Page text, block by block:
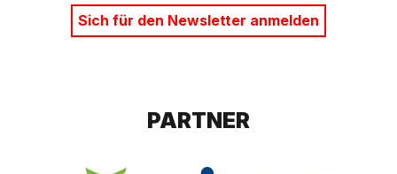
Sich für den Newsletter anmelden
PARTNER